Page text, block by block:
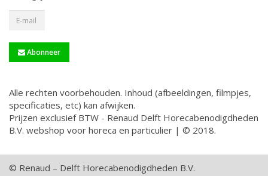
Abonneer
Alle rechten voorbehouden. Inhoud (afbeeldingen, filmpjes,
specificaties, etc) kan afwijken.
Prijzen exclusief BTW - Renaud Delft Horecabenodigdheden
B.V. webshop voor horeca en particulier | © 2018.
© Renaud – Delft Horecabenodigdheden B.V.